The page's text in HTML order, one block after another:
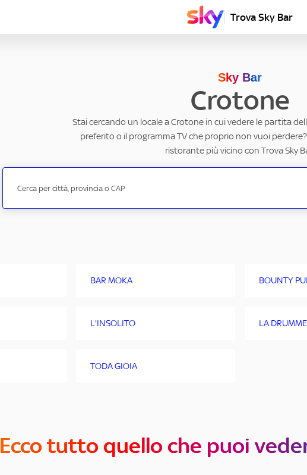
Trova Sky Bar
Sky Bar
Crotone
Stai cercando un locale a Crotone in cui vedere le partita
preferito o il programma TV che proprio non vuoi
ristorante più vicino con Trova Sky
BAR MOKA BOUNTY
L'INSOLITO LA
TODA GIOIA
Ecco tutto quello che puoi